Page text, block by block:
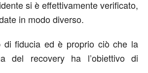
si è effettivamente verificato,
in modo diverso.
di fiducia ed è proprio ciò che la
del recovery ha l’obiettivo di